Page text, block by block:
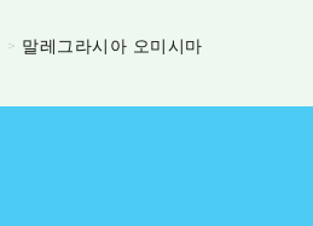
말레그라시아 오미시마